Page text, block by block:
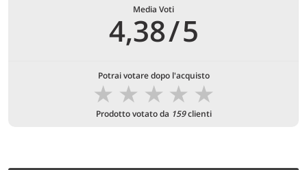
Media Voti
4,38/5
Potrai votare dopo l'acquisto
★
★
★
★
★
Prodotto votato da 159clienti